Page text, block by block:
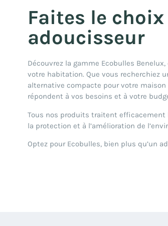
Faites le
adoucisseur
Découvrez la gamme Ecobulles
votre habitation. Que vous recherchiez
alternative compacte pour votre
répondent à vos besoins et à votre
Tous nos produits traitent
la protection et à l’amélioration de
Optez pour Ecobulles, bien plus qu’un